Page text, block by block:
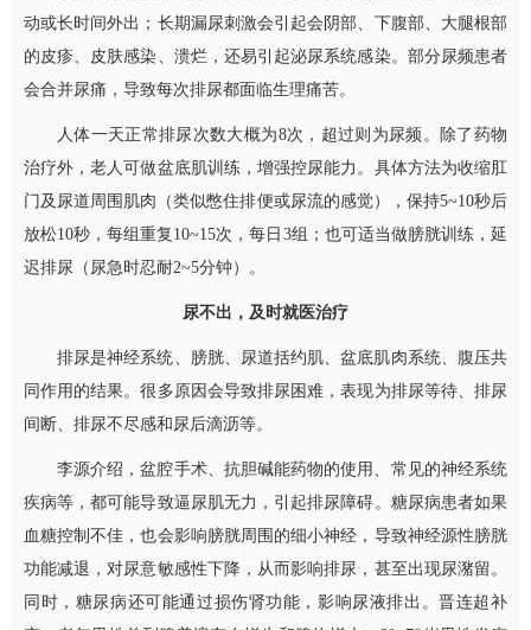
动或长时间外出；长期漏尿刺激会引起会阴部、下腹部、大腿根部
的皮疹、皮肤感染、溃烂，还易引起泌尿系统感染。部分尿频患者
会合并尿痛，导致每次排尿都面临生理痛苦。
人体一天正常排尿次数大概为8次，超过则为尿频。除了药物
治疗外，老人可做盆底肌训练，增强控尿能力。具体方法为收缩肛
门及尿道周围肌肉（类似憋住排便或尿流的感觉），保持5~10秒后
放松10秒，每组重复10~15次，每日3组；也可适当做膀胱训练，延
迟排尿（尿急时忍耐2~5分钟）。
尿不出，及时就医治疗
排尿是神经系统、膀胱、尿道括约肌、盆底肌肉系统、腹压共
同作用的结果。很多原因会导致排尿困难，表现为排尿等待、排尿
间断、排尿不尽感和尿后滴沥等。
李源介绍，盆腔手术、抗胆碱能药物的使用、常见的神经系统
疾病等，都可能导致逼尿肌无力，引起排尿障碍。糖尿病患者如果
血糖控制不佳，也会影响膀胱周围的细小神经，导致神经源性膀胱
功能减退，对尿意敏感性下降，从而影响排尿，甚至出现尿潴留。
同时，糖尿病还可能通过损伤肾功能，影响尿液排出。晋连超补